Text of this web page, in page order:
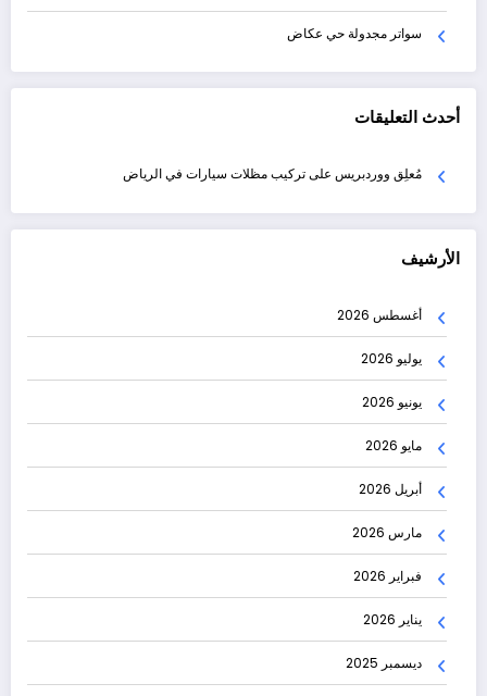
سواتر مجدولة حي عكاض
أحدث التعليقات
مُعلِق ووردبريس علىتركيب مظلات سيارات في الرياض
الأرشيف
أغسطس 2026
يوليو 2026
يونيو 2026
مايو 2026
أبريل 2026
مارس 2026
فبراير 2026
يناير 2026
ديسمبر 2025